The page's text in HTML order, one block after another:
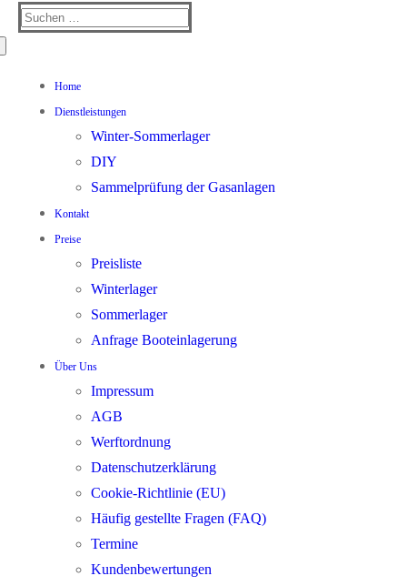
Suchen
Home
Dienstleistungen
Winter-Sommerlager
DIY
Sammelprüfung der Gasanlagen
Kontakt
Preise
Preisliste
Winterlager
Sommerlager
Anfrage Booteinlagerung
Über Uns
Impressum
AGB
Werftordnung
Datenschutzerklärung
Cookie-Richtlinie (EU)
Häufig gestellte Fragen (FAQ)
Termine
Kundenbewertungen